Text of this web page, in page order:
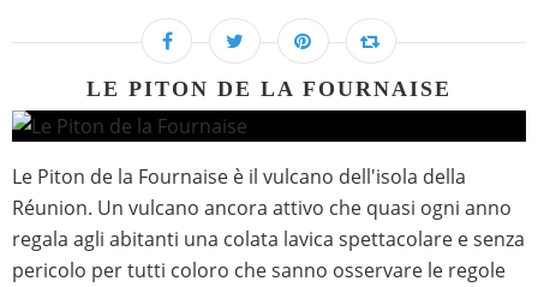
LE PITON DE LA FOURNAISE
Le Piton de la Fournaise è il vulcano dell'isola della
Réunion. Un vulcano ancora attivo che quasi ogni anno
regala agli abitanti una colata lavica spettacolare e senza
pericolo per tutti coloro che sanno osservare le regole